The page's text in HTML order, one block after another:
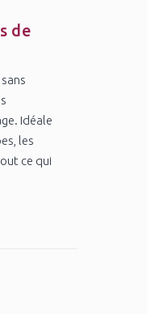
de
Idéale
les
ce qui